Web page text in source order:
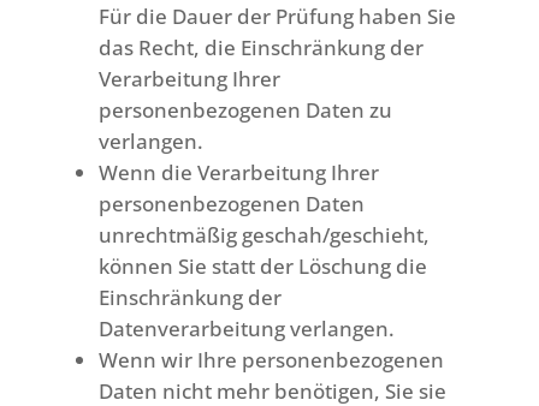
Für die Dauer der Prüfung haben Sie
das Recht, die Einschränkung der
Verarbeitung Ihrer
personenbezogenen Daten zu
verlangen.
Wenn die Verarbeitung Ihrer
personenbezogenen Daten
unrechtmäßig geschah/geschieht,
können Sie statt der Löschung die
Einschränkung der
Datenverarbeitung verlangen.
Wenn wir Ihre personenbezogenen
Daten nicht mehr benötigen, Sie sie